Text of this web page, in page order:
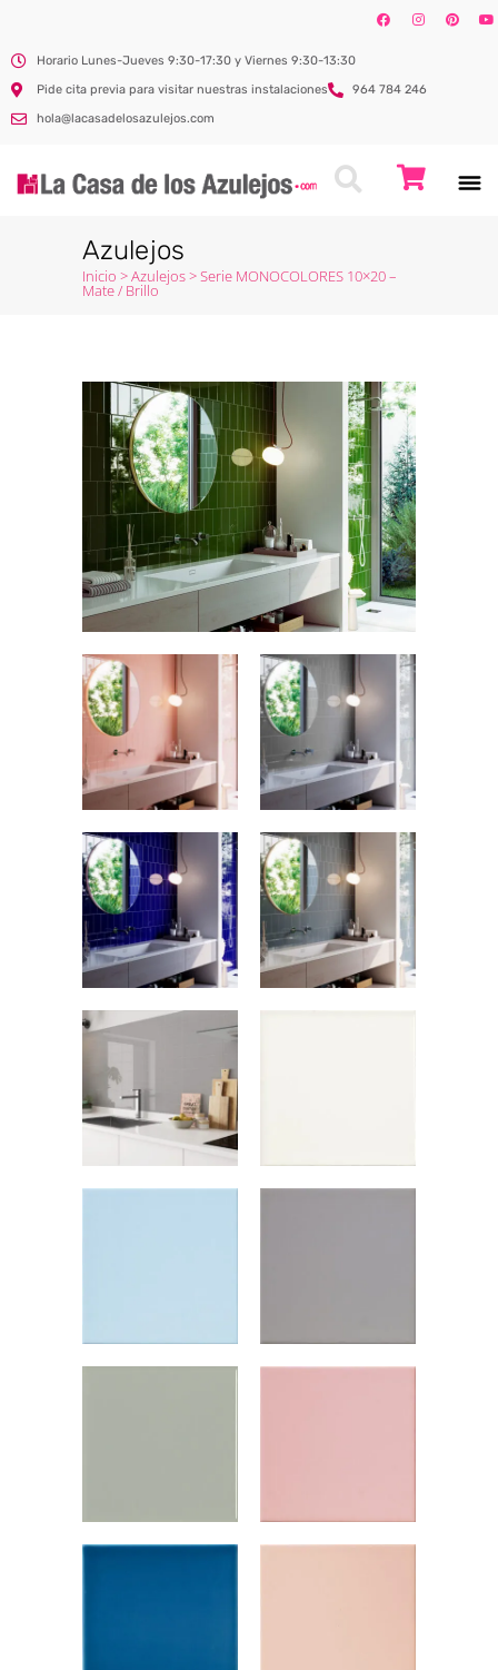
Horario Lunes-Jueves 9:30-17:30 y Viernes 9:30-13:30
Pide cita previa para visitar nuestras instalaciones
964 784 246
hola@lacasadelosazulejos.com
Azulejos
Inicio >Azulejos>Serie MONOCOLORES 10×20 –
Mate / Brillo